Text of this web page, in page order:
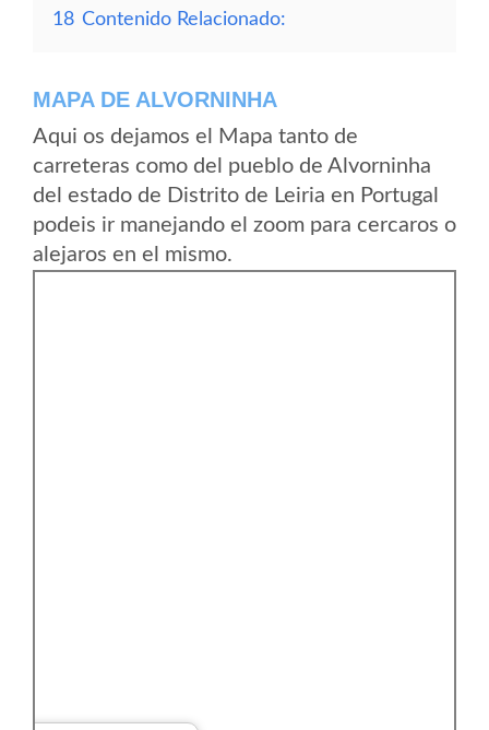
18 Contenido Relacionado:
MAPA DE ALVORNINHA
Aqui os dejamos el Mapa tanto de
carreteras como del pueblo de Alvorninha
del estado de Distrito de Leiria en Portugal
podeis ir manejando el zoom para cercaros o
alejaros en el mismo.